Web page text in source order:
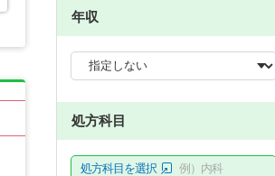
年収
処方科目
処方科目を選択 例）内科